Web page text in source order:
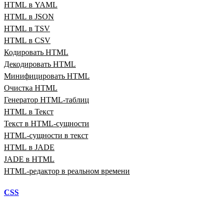
HTML в YAML
HTML в JSON
HTML в TSV
HTML в CSV
Кодировать HTML
Декодировать HTML
Минифицировать HTML
Очистка HTML
Генератор HTML‑таблиц
HTML в Текст
Текст в HTML‑сущности
HTML‑сущности в текст
HTML в JADE
JADE в HTML
HTML‑редактор в реальном времени
CSS